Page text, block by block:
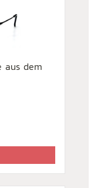
aus dem